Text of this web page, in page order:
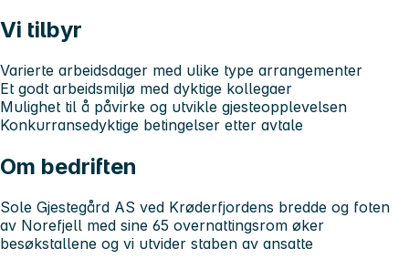
Vi tilbyr
Varierte arbeidsdager med ulike type arrangementer
Et godt arbeidsmiljø med dyktige kollegaer
Mulighet til å påvirke og utvikle gjesteopplevelsen
Konkurransedyktige betingelser etter avtale
Om bedriften
Sole Gjestegård AS ved Krøderfjordens bredde og foten
av Norefjell med sine 65 overnattingsrom øker
besøkstallene og vi utvider staben av ansatte